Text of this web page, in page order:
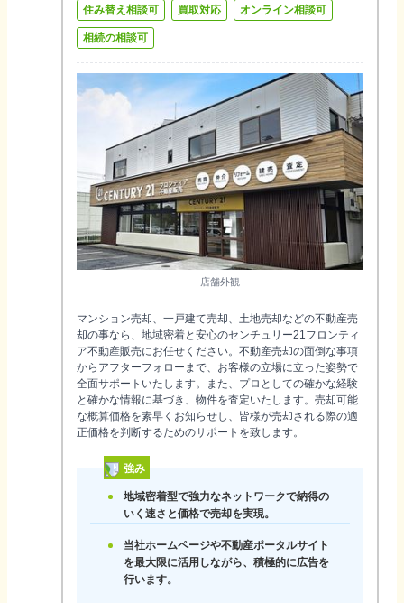
住み替え相談可 買取対応 オンライン相談可
相続の相談可
店舗外観
マンション売却、一戸建て売却、土地売却などの不動産売
却の事なら、地域密着と安心のセンチュリー21フロンティ
ア不動産販売にお任せください。不動産売却の面倒な事項
からアフターフォローまで、お客様の立場に立った姿勢で
全面サポートいたします。また、プロとしての確かな経験
と確かな情報に基づき、物件を査定いたします。売却可能
な概算価格を素早くお知らせし、皆様が売却される際の適
正価格を判断するためのサポートを致します。
強み
地域密着型で強力なネットワークで納得の
いく速さと価格で売却を実現。
当社ホームページや不動産ポータルサイト
を最大限に活用しながら、積極的に広告を
行います。